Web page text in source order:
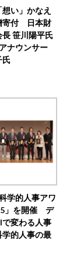
い」かなえ
付 日本財
長 笹川陽平氏
ナウンサー
氏
学的人事アワ
」を開催 デ
で変わる人事
的人事の最